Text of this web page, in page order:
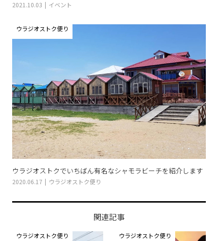
2021.10.03 イベント
ウラジオストク便り
ウラジオストクでいちばん有名なシャモラビーチを紹介します
2020.06.17 ウラジオストク便り
関連記事
ウラジオストク便り ウラジオストク便り